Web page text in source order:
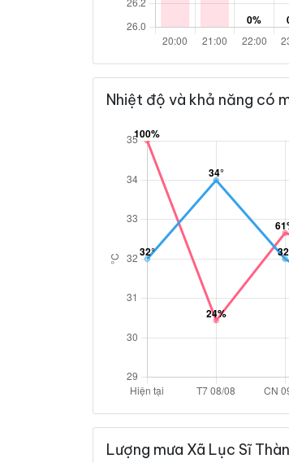
Nhiệt độ và khả năng có
Lượng mưa Xã Lục Sĩ